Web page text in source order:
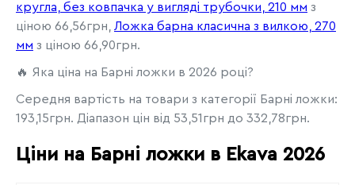
кругла, без ковпачка у вигляді трубочки, 210 мм з
ціною 66,56грн, Ложка барна класична з вилкою, 270
мм з ціною 66,90грн.
🔥 Яка ціна на Барні ложки в 2026 році?
Середня вартість на товари з категорії Барні ложки:
193,15грн. Діапазон цін від 53,51грн до 332,78грн.
Ціни на Барні ложки в Ekava 2026